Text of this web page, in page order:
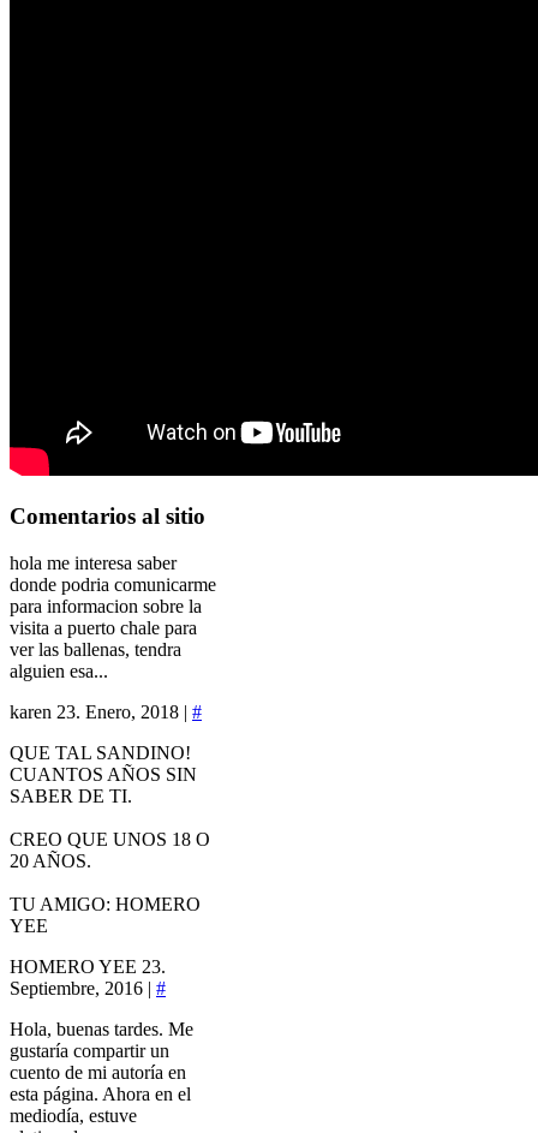
Comentarios al sitio
hola me interesa saber
donde podria comunicarme
para informacion sobre la
visita a puerto chale para
ver las ballenas, tendra
alguien esa...
karen 23. Enero, 2018 | #
QUE TAL SANDINO!
CUANTOS AÑOS SIN
SABER DE TI.
CREO QUE UNOS 18 O
20 AÑOS.
TU AMIGO: HOMERO
YEE
HOMERO YEE 23.
Septiembre, 2016 | #
Hola, buenas tardes. Me
gustaría compartir un
cuento de mi autoría en
esta página. Ahora en el
mediodía, estuve